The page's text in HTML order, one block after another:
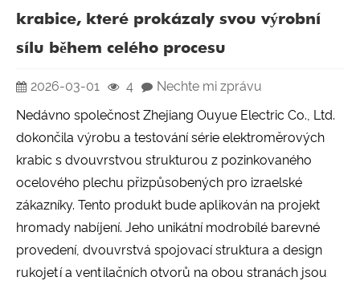
krabice, které prokázaly svou výrobní
sílu během celého procesu
2026-03-01 4
Nechte mi zprávu
Nedávno společnost Zhejiang Ouyue Electric Co., Ltd.
dokončila výrobu a testování série elektroměrových
krabic s dvouvrstvou strukturou z pozinkovaného
ocelového plechu přizpůsobených pro izraelské
zákazníky. Tento produkt bude aplikován na projekt
hromady nabíjení. Jeho unikátní modrobílé barevné
provedení, dvouvrstvá spojovací struktura a design
rukojetí a ventilačních otvorů na obou stranách jsou